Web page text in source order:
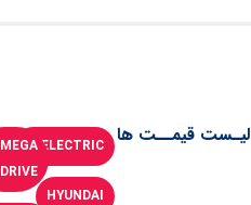
لیـست قیمــت ها LSELECTRIC
HYUNDAI
MEGA
DRIVE